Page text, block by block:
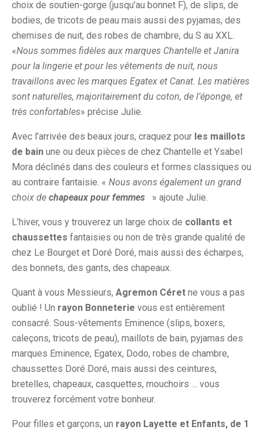
choix de soutien-gorge (jusqu’au bonnet F), de slips, de
bodies, de tricots de peau mais aussi des pyjamas, des
chemises de nuit, des robes de chambre, du S au XXL.
«Nous sommes fidèles aux marques Chantelle et Janira
pour la lingerie et pour les vêtements de nuit, nous
travaillons avec les marques Egatex et Canat. Les matières
sont naturelles, majoritairement du coton, de l’éponge, et
très confortables» précise Julie.
Avec l’arrivée des beaux jours, craquez pour les maillots
de bain une ou deux pièces de chez Chantelle et Ysabel
Mora déclinés dans des couleurs et formes classiques ou
au contraire fantaisie. « Nous avons également un grand
choix de chapeaux pour femmes » ajoute Julie.
L’hiver, vous y trouverez un large choix de collants et
chaussettes fantaisies ou non de très grande qualité de
chez Le Bourget et Doré Doré, mais aussi des écharpes,
des bonnets, des gants, des chapeaux.
Quant à vous Messieurs, Agremon Céret ne vous a pas
oublié ! Un rayon Bonneterie vous est entièrement
consacré. Sous-vêtements Eminence (slips, boxers,
caleçons, tricots de peau), maillots de bain, pyjamas des
marques Eminence, Egatex, Dodo, robes de chambre,
chaussettes Doré Doré, mais aussi des ceintures,
bretelles, chapeaux, casquettes, mouchoirs … vous
trouverez forcément votre bonheur.
Pour filles et garçons, un rayon Layette et Enfants, de 1